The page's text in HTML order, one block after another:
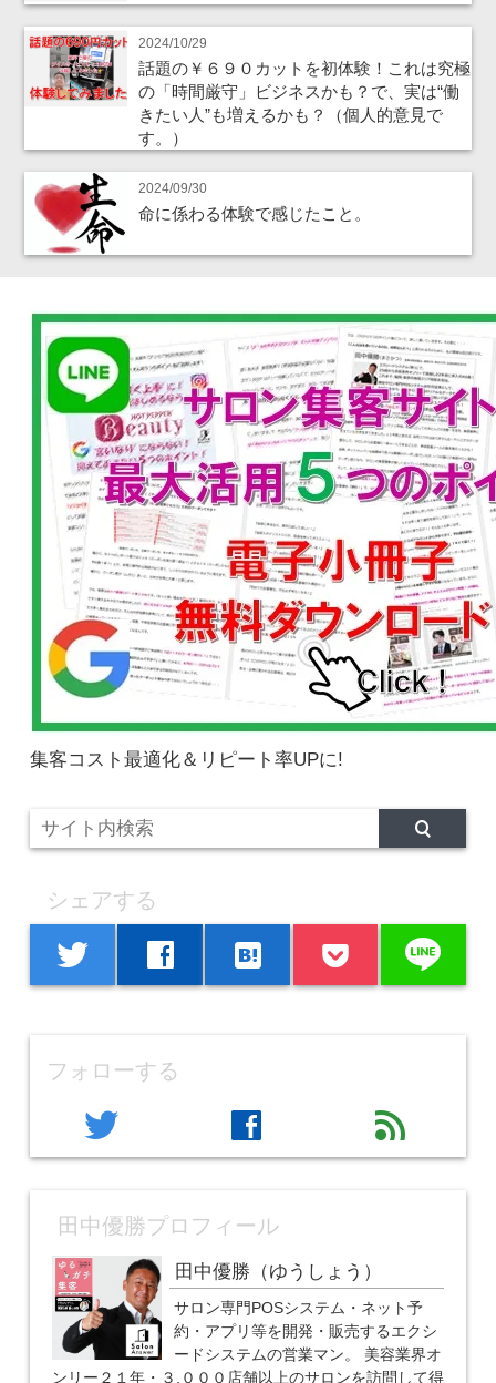
2024/10/29
話題の￥６９０カットを初体験！これは究極
の「時間厳守」ビジネスかも？で、実は“働
きたい人”も増えるかも？（個人的意見で
す。）
2024/09/30
命に係わる体験で感じたこと。
集客コスト最適化＆リピート率UPに!
シェアする
twitter facebook hatenabookmark line
フォローする
twitter facebook feed
田中優勝プロフィール
田中優勝（ゆうしょう）
サロン専門POSシステム・ネット予
約・アプリ等を開発・販売するエクシ
ードシステムの営業マン。 美容業界オ
ンリー２１年・３,０００店舗以上のサロンを訪問して得